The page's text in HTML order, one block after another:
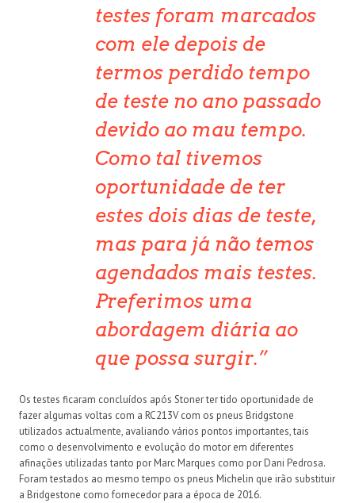
testes foram marcados
com ele depois de
termos perdido tempo
de teste no ano passado
devido ao mau tempo.
Como tal tivemos
oportunidade de ter
estes dois dias de teste,
mas para já não temos
agendados mais testes.
Preferimos uma
abordagem diária ao
que possa surgir.
Os testes ficaram concluídos após Stoner ter tido oportunidade de
fazer algumas voltas com a RC213V com os pneus Bridgstone
utilizados actualmente, avaliando vários pontos importantes, tais
como o desenvolvimento e evolução do motor em diferentes
afinações utilizadas tanto por Marc Marques como por Dani Pedrosa.
Foram testados ao mesmo tempo os pneus Michelin que irão substituir
a Bridgestone como fornecedor para a época de 2016.